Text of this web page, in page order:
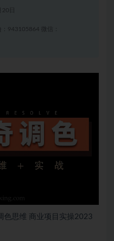
日
943105864 微信：
色思维 商业项目实操2023